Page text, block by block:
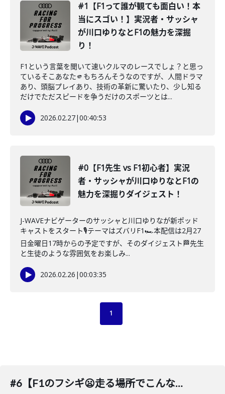
#1【F1って誰が観ても面白い！本
当にスゴい！】実況者・サッシャ
が川口ゆりなとF1の魅力を深掘
り！
F1という言葉を聞いて速いクルマのレースでしょ？と思っ
ているそこあなた🫵もちろんそうなのですが、人間ドラマ
あり、頭脳プレイあり、技術の革新に驚いたり、少し知る
だけでただスピードを争うだけのスポーツとは...
2026.02.27|00:40:53
#0【F1先生 vs F1初心者】実況
者・サッシャが川口ゆりなとF1の
魅力を深掘りダイジェスト！
J-WAVEナビゲーターのサッシャと川口ゆりなが新ポッド
キャストをスタート🎙️テーマはズバリF1🏎️本配信は2月27
日金曜日17時からの予定ですが、そのダイジェスト🏁先生
と生徒のような雰囲気をお楽しみ...
2026.02.26 |00:03:35
1
#6【F1のフシギ😦走る場所でこんなに・・・】そして初心者はいずこへ😅